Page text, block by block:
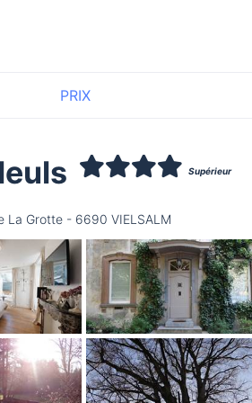
PRIX
Supérieur
La Grotte - 6690 VIELSALM